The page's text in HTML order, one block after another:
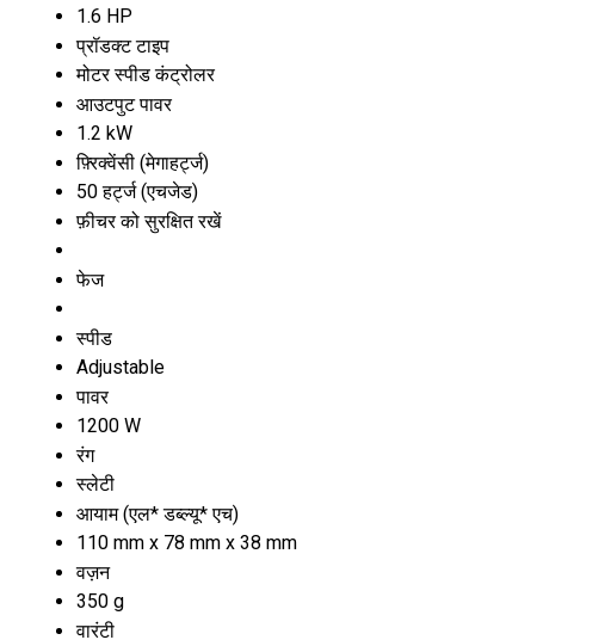
1.6 HP
प्रॉडक्ट टाइप
मोटर स्पीड कंट्रोलर
आउटपुट पावर
1.2 kW
फ़्रिक्वेंसी (मेगाहर्ट्ज)
50 हर्ट्ज (एचजेड)
फ़ीचर को सुरक्षित रखें
फेज
स्पीड
Adjustable
पावर
1200 W
रंग
स्लेटी
आयाम (एल* डब्ल्यू* एच)
110 mm x 78 mm x 38 mm
वज़न
350 g
वारंटी